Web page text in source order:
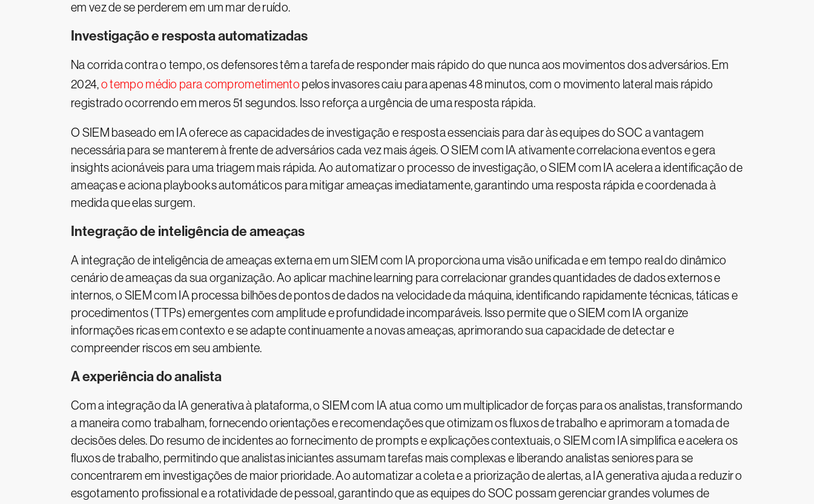
em vez de se perderem em um mar de ruído.
Investigação e resposta automatizadas
Na corrida contra o tempo, os defensores têm a tarefa de responder mais rápido do que nunca aos movimentos dos adversários. Em
2024,o tempo médio para comprometimento pelos invasores caiu para apenas 48 minutos, com o movimento lateral mais rápido
registrado ocorrendo em meros 51 segundos. Isso reforça a urgência de uma resposta rápida.
O SIEM baseado em IA oferece as capacidades de investigação e resposta essenciais para dar às equipes do SOC a vantagem
necessária para se manterem à frente de adversários cada vez mais ágeis. O SIEM com IA ativamente correlaciona eventos e gera
insights acionáveis para uma triagem mais rápida. Ao automatizar o processo de investigação, o SIEM com IA acelera a identificação de
ameaças e aciona playbooks automáticos para mitigar ameaças imediatamente, garantindo uma resposta rápida e coordenada à
medida que elas surgem.
Integração de inteligência de ameaças
A integração de inteligência de ameaças externa em um SIEM com IA proporciona uma visão unificada e em tempo real do dinâmico
cenário de ameaças da sua organização. Ao aplicar machine learning para correlacionar grandes quantidades de dados externos e
internos, o SIEM com IA processa bilhões de pontos de dados na velocidade da máquina, identificando rapidamente técnicas, táticas e
procedimentos (TTPs) emergentes com amplitude e profundidade incomparáveis. Isso permite que o SIEM com IA organize
informações ricas em contexto e se adapte continuamente a novas ameaças, aprimorando sua capacidade de detectar e
compreender riscos em seu ambiente.
A experiência do analista
Com a integração da IA generativa à plataforma, o SIEM com IA atua como um multiplicador de forças para os analistas, transformando
a maneira como trabalham, fornecendo orientações e recomendações que otimizam os fluxos de trabalho e aprimoram a tomada de
decisões deles. Do resumo de incidentes ao fornecimento de prompts e explicações contextuais, o SIEM com IA simplifica e acelera os
fluxos de trabalho, permitindo que analistas iniciantes assumam tarefas mais complexas e liberando analistas seniores para se
concentrarem em investigações de maior prioridade. Ao automatizar a coleta e a priorização de alertas, a IA generativa ajuda a reduzir o
esgotamento profissional e a rotatividade de pessoal, garantindo que as equipes do SOC possam gerenciar grandes volumes de